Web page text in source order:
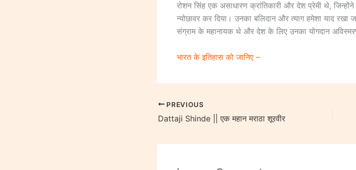
रोशन सिंह एक असाधारण क्रांतिकारी और देश प्रेमी थे,
न्योछावर कर दिया। उनका बलिदान और त्याग हमेशा याद
संग्राम के महानायक थे और देश के लिए उनका योगदान
भारत के इतिहास को जानिए –
PREVIOUS
Dattaji Shinde || एक महान मराठा शूरवीर